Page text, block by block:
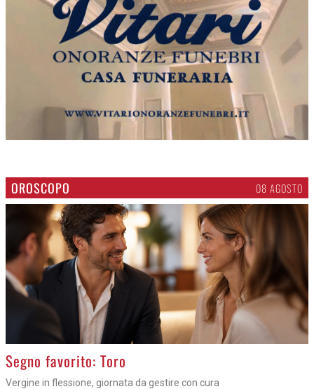
OROSCOPO 08 AGOSTO
>
Segno favorito: Toro
Vergine in flessione, giornata da gestire con cura